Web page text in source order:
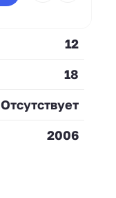
12
18
Отсутствует
2006